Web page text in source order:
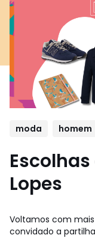
moda homem
Escolhas
Lopes
Voltamos com
convidado a